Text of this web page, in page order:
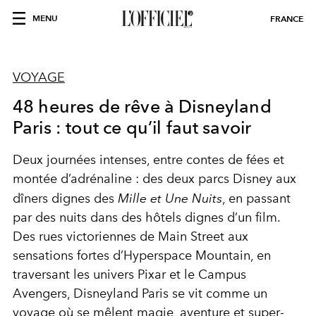
MENU FRANCE
VOYAGE
48 heures de rêve à Disneyland
Paris : tout ce qu’il faut savoir
Deux journées intenses, entre contes de fées et
montée d’adrénaline : des deux parcs Disney aux
dîners dignes des Mille et Une Nuits, en passant
par des nuits dans des hôtels dignes d’un film.
Des rues victoriennes de Main Street aux
sensations fortes d’Hyperspace Mountain, en
traversant les univers Pixar et le Campus
Avengers, Disneyland Paris se vit comme un
voyage où se mêlent magie, aventure et super-